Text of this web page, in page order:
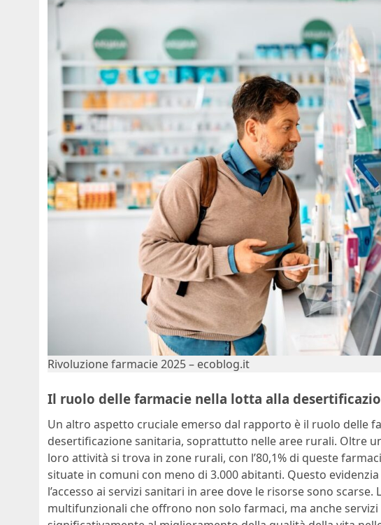
Rivoluzione farmacie 2025 – ecoblog.it
Il ruolo delle farmacie nella lotta alla
Un altro aspetto cruciale emerso dal rapporto è il ruolo delle
desertificazione sanitaria, soprattutto nelle aree rurali. Oltre
loro attività si trova in zone rurali, con l’80,1% di queste
situate in comuni con meno di 3.000 abitanti. Questo
l’accesso ai servizi sanitari in aree dove le risorse sono
multifunzionali che offrono non solo farmaci, ma anche